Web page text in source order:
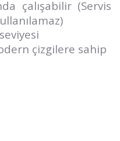
çalışabilir (Servis
çizgilere sahip